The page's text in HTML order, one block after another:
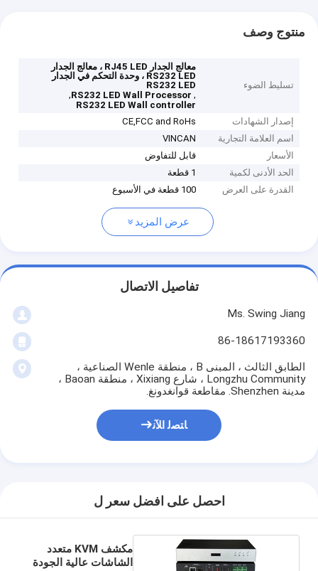
منتوج وصف
تسليط الضوء
معالج الجدار RJ45 LED ، معالج الجدار
RS232 LED ، وحدة التحكم في الجدار
RS232 LED
,
RS232 LED Wall Processor
,
RS232 LED Wall controller
إصدار الشهادات
CE,FCC and RoHs
اسم العلامة التجارية
VINCAN
الأسعار
قابل للتفاوض
الحد الأدنى لكمية
1 قطعة
القدرة على العرض
100 قطعة في الأسبوع
عرض المزيد
تفاصيل الاتصال
Ms. Swing Jiang
86-18617193360
الطابق الثالث ، المبنى B ، منطقة Wenle الصناعية ،
Longzhu Community ، شارع Xixiang ، منطقة Baoan ،
مدينة Shenzhen. مقاطعة قوانغدونغ.
ﺎﺘﺼﻟ ﺍﻶﻧ
احصل على افضل سعر ل
مكشف KVM متعدد
الشاشات عالية الجودة